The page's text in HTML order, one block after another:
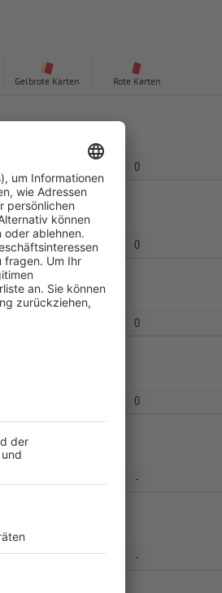
Gelbrote Karten Rote Karten
0
0 0
0
0
-
- -